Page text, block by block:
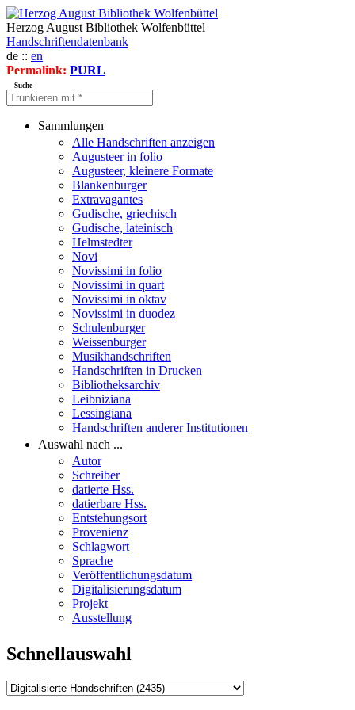
Herzog August Bibliothek Wolfenbüttel
Handschriftendatenbank
de :: en
Permalink: PURL
Suche
Sammlungen
Alle Handschriften anzeigen
Augusteer in folio
Augusteer, kleinere Formate
Blankenburger
Extravagantes
Gudische, griechisch
Gudische, lateinisch
Helmstedter
Novi
Novissimi in folio
Novissimi in quart
Novissimi in oktav
Novissimi in duodez
Schulenburger
Weissenburger
Musikhandschriften
Handschriften in Drucken
Bibliotheksarchiv
Leibniziana
Lessingiana
Handschriften anderer Institutionen
Auswahl nach ...
Autor
Schreiber
datierte Hss.
datierbare Hss.
Entstehungsort
Provenienz
Schlagwort
Sprache
Veröffentlichungsdatum
Digitalisierungsdatum
Projekt
Ausstellung
Schnellauswahl